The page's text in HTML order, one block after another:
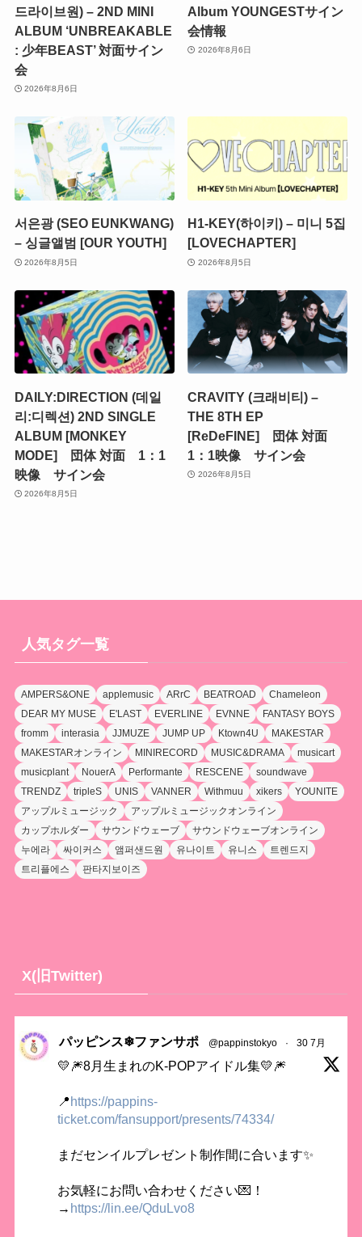
드라이브원) – 2ND MINI
ALBUM ‘UNBREAKABLE
: 少年BEAST’ 対面サイン
会
2026年8月6日
Album YOUNGESTサイン
会情報
2026年8月6日
서은광 (SEO EUNKWANG)
– 싱글앨범 [OUR YOUTH]
2026年8月5日
H1-KEY(하이키) – 미니 5집
[LOVECHAPTER]
2026年8月5日
DAILY:DIRECTION (데일
리:디렉션) 2ND SINGLE
ALBUM [MONKEY
MODE] 団体 対面 1：1
映像 サイン会
2026年8月5日
CRAVITY (크래비티) –
THE 8TH EP
[ReDeFINE] 団体 対面
1：1映像 サイン会
2026年8月5日
人気タグ一覧
AMPERS&ONE applemusic ARrC BEATROAD
Chameleon
DEAR MY MUSE
E'LAST EVERLINE EVNNE
FANTASY BOYS
fromm
interasia JJMUZE JUMP UP Ktown4U
MAKESTAR
MAKESTARオンライン
MINIRECORD MUSIC&DRAMA
musicart
musicplant
NouerA Performante RESCENE
soundwave
TRENDZ
tripleS UNIS VANNER Withmuu xikers
YOUNITE
アップルミュージック
アップルミュージックオンライン
カップホルダー
サウンドウェーブ
サウンドウェーブオンライン
누에라
싸이커스 앰퍼샌드원 유나이트 유니스
트렌드지
트리플에스
판타지보이즈
X(旧Twitter)
パッピンス❄ファンサポ @pappinstokyo · 30 7月
💛🎆8月生まれのK-POPアイドル集💛🎆
📍https://pappins-
ticket.com/fansupport/presents/74334/
まだセンイルプレゼント制作間に合います✨
お気軽にお問い合わせください💌！
→ https://lin.ee/QduLvo8